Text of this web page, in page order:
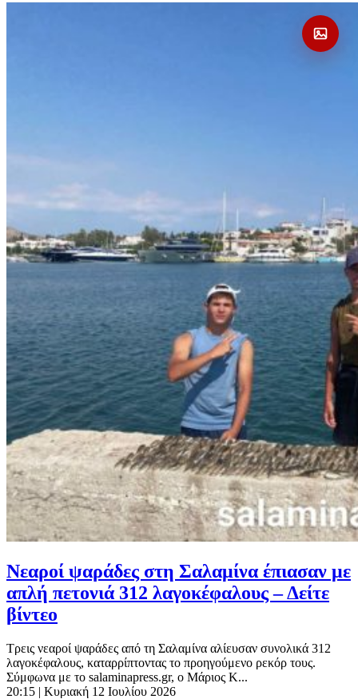
Νεαροί ψαράδες στη Σαλαμίνα έπιασαν με
απλή πετονιά 312 λαγοκέφαλους – Δείτε
βίντεο
Τρεις νεαροί ψαράδες από τη Σαλαμίνα αλίευσαν συνολικά 312
λαγοκέφαλους, καταρρίπτοντας το προηγούμενο ρεκόρ τους.
Σύμφωνα με το salaminapress.gr, ο Μάριος Κ...
20:15 | Κυριακή 12 Ιουλίου 2026